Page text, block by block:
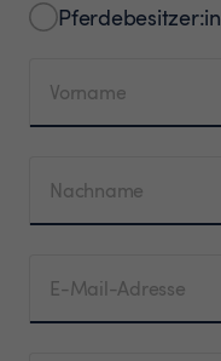
Pferdebesitzer:in
Vorname
Nachname
E-Mail-Adresse